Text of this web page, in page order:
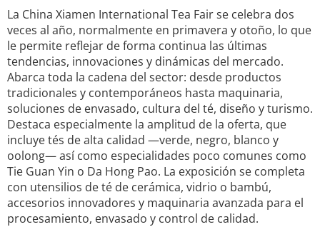
La China Xiamen International Tea Fair se celebra dos
veces al año, normalmente en primavera y otoño, lo que
le permite reflejar de forma continua las últimas
tendencias, innovaciones y dinámicas del mercado.
Abarca toda la cadena del sector: desde productos
tradicionales y contemporáneos hasta maquinaria,
soluciones de envasado, cultura del té, diseño y turismo.
Destaca especialmente la amplitud de la oferta, que
incluye tés de alta calidad —verde, negro, blanco y
oolong— así como especialidades poco comunes como
Tie Guan Yin o Da Hong Pao. La exposición se completa
con utensilios de té de cerámica, vidrio o bambú,
accesorios innovadores y maquinaria avanzada para el
procesamiento, envasado y control de calidad.